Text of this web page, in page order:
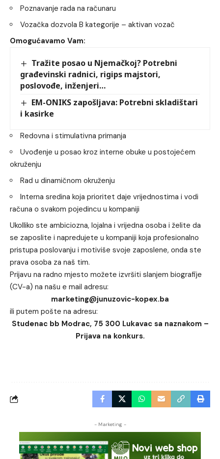
Poznavanje rada na računaru
Vozačka dozvola B kategorije – aktivan vozač
Omogućavamo Vam:
Tražite posao u Njemačkoj? Potrebni
građevinski radnici, rigips majstori,
poslovođe, inženjeri…
EM-ONIKS zapošljava: Potrebni skladištari
i kasirke
Redovna i stimulativna primanja
Uvođenje u posao kroz interne obuke u postojećem
okruženju
Rad u dinamičnom okruženju
Interna sredina koja prioritet daje vrijednostima i vodi
računa o svakom pojedincu u kompaniji
Ukolliko ste ambiciozna, lojalna i vrijedna osoba i želite da
se zaposlite i napredujete u kompaniji koja profesionalno
pristupa poslovanju i motiviše svoje zaposlene, onda ste
prava osoba za naš tim.
Prijavu na radno mjesto možete izvršiti slanjem biografije
(CV-a) na našu e mail adresu:
marketing@junuzovic-kopex.ba
ili putem pošte na adresu:
Studenac bb Modrac, 75 300 Lukavac sa naznakom –
Prijava na konkurs.
- Marketing -